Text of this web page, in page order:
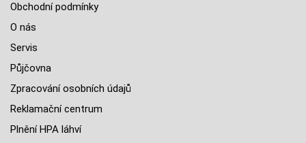
Obchodní podmínky
O nás
Servis
Půjčovna
Zpracování osobních údajů
Reklamační centrum
Plnění HPA láhví